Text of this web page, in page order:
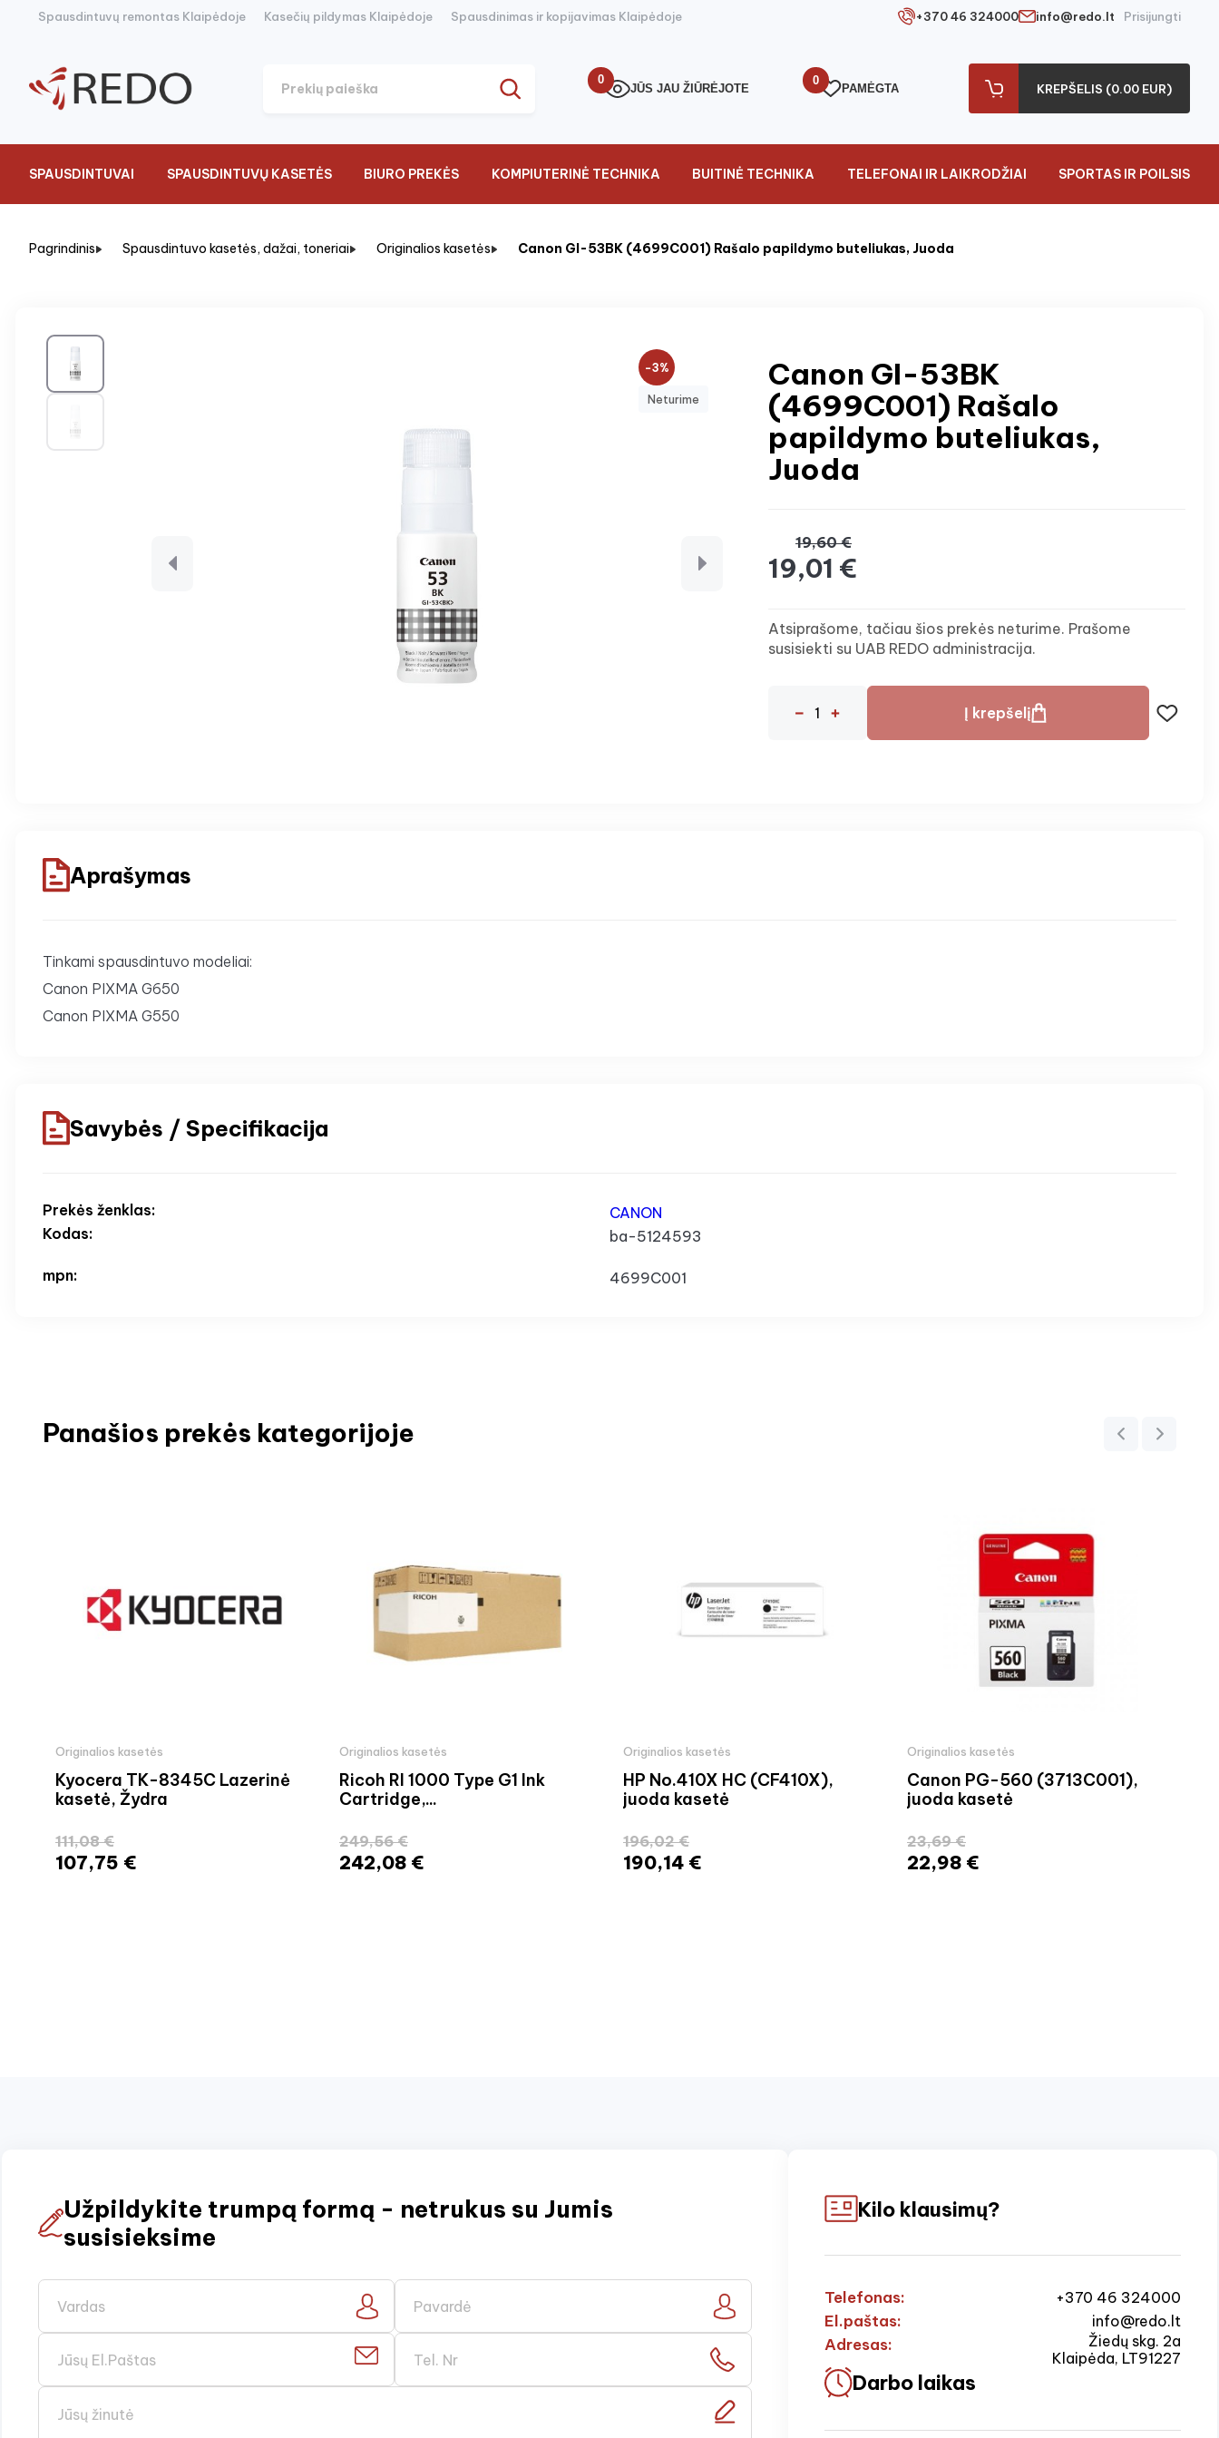
Spausdintuvų remontas Klaipėdoje Kasečių pildymas Klaipėdoje Spausdinimas ir kopijavimas Klaipėdoje +370 46 324000 info@redo.lt Prisijungti
0
JŪS JAU ŽIŪRĖJOTE
0
PAMĖGTA KREPŠELIS (0.00 EUR)
SPAUSDINTUVAI SPAUSDINTUVŲ KASETĖS BIURO PREKĖS KOMPIUTERINĖ TECHNIKA BUITINĖ TECHNIKA TELEFONAI IR LAIKRODŽIAI SPORTAS IR POILSIS
Pagrindinis Spausdintuvo kasetės, dažai, toneriai Originalios kasetės Canon GI-53BK (4699C001) Rašalo papildymo buteliukas, Juoda
−3%
Neturime
Canon GI-53BK
(4699C001) Rašalo
papildymo buteliukas,
Juoda
19,60 €
19,01 €
Atsiprašome, tačiau šios prekės neturime. Prašome
susisiekti su UAB REDO administracija.
Į krepšelį
Aprašymas
Tinkami spausdintuvo modeliai:
Canon PIXMA G650
Canon PIXMA G550
Savybės / Specifikacija
Prekės ženklas:
CANON
Kodas:
ba-5124593
mpn: 4699C001
Panašios prekės kategorijoje
Originalios kasetės
Kyocera TK-8345C Lazerinė
kasetė, Žydra
111,08 €
107,75 €
Originalios kasetės
Ricoh RI 1000 Type G1 Ink
Cartridge,...
249,56 €
242,08 €
Originalios kasetės
HP No.410X HC (CF410X),
juoda kasetė
196,02 €
190,14 €
Originalios kasetės
Canon PG-560 (3713C001),
juoda kasetė
23,69 €
22,98 €
Užpildykite trumpą formą - netrukus su Jumis
susisieksime
Kilo klausimų?
Telefonas: +370 46 324000
El.paštas: info@redo.lt
Adresas:
Žiedų skg. 2a
Klaipėda, LT91227
Darbo laikas